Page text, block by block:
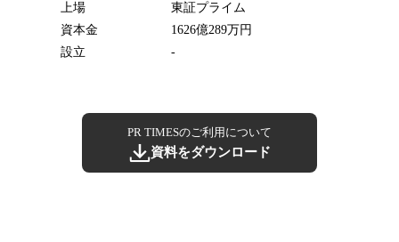
上場
東証プライム
資本金
1626億289万円
設立
-
PR TIMESのご利用について
資料をダウンロード